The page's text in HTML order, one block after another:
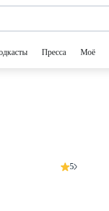
Пресса Моё
5